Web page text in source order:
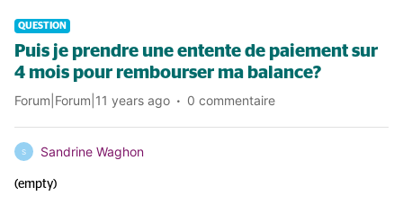
QUESTION
Puis je prendre une entente de paiement sur
4 mois pour rembourser ma balance?
Forum|Forum|11 years ago 0 commentaire
S Sandrine Waghon
(empty)